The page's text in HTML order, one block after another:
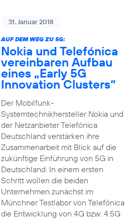
31. Januar 2018
AUF DEM WEG ZU 5G:
Nokia und Telefónica
vereinbaren Aufbau
eines „Early 5G
Innovation Clusters“
Der Mobilfunk-
Systemtechnikhersteller Nokia und
der Netzanbieter Telefónica
Deutschland verstärken ihre
Zusammenarbeit mit Blick auf die
zukünftige Einführung von 5G in
Deutschland. In einem ersten
Schritt wollen die beiden
Unternehmen zunächst im
Münchner Testlabor von Telefónica
die Entwicklung von 4G bzw. 4.5G